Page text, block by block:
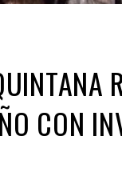
CON